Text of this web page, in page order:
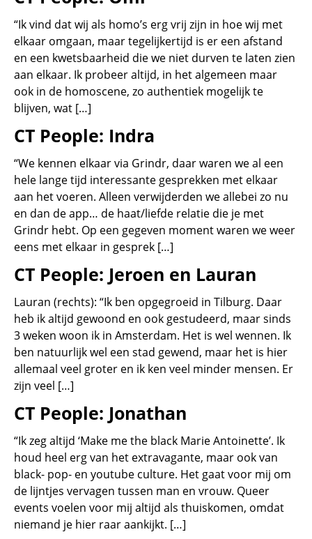
“Ik vind dat wij als homo’s erg vrij zijn in hoe wij met
elkaar omgaan, maar tegelijkertijd is er een afstand
en een kwetsbaarheid die we niet durven te laten zien
aan elkaar. Ik probeer altijd, in het algemeen maar
ook in de homoscene, zo authentiek mogelijk te
blijven, wat […]
CT People: Indra
“We kennen elkaar via Grindr, daar waren we al een
hele lange tijd interessante gesprekken met elkaar
aan het voeren. Alleen verwijderden we allebei zo nu
en dan de app… de haat/liefde relatie die je met
Grindr hebt. Op een gegeven moment waren we weer
eens met elkaar in gesprek […]
CT People: Jeroen en Lauran
Lauran (rechts): “Ik ben opgegroeid in Tilburg. Daar
heb ik altijd gewoond en ook gestudeerd, maar sinds
3 weken woon ik in Amsterdam. Het is wel wennen. Ik
ben natuurlijk wel een stad gewend, maar het is hier
allemaal veel groter en ik ken veel minder mensen. Er
zijn veel […]
CT People: Jonathan
“Ik zeg altijd ‘Make me the black Marie Antoinette’. Ik
houd heel erg van het extravagante, maar ook van
black- pop- en youtube culture. Het gaat voor mij om
de lijntjes vervagen tussen man en vrouw. Queer
events voelen voor mij altijd als thuiskomen, omdat
niemand je hier raar aankijkt. […]